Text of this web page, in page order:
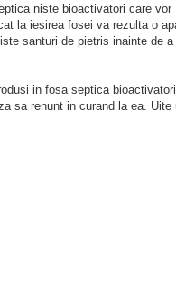
niste bioactivatori care vor
la iesirea fosei va rezulta o
santuri de pietris inainte de a
in fosa septica
sa renunt in curand la ea. Uite